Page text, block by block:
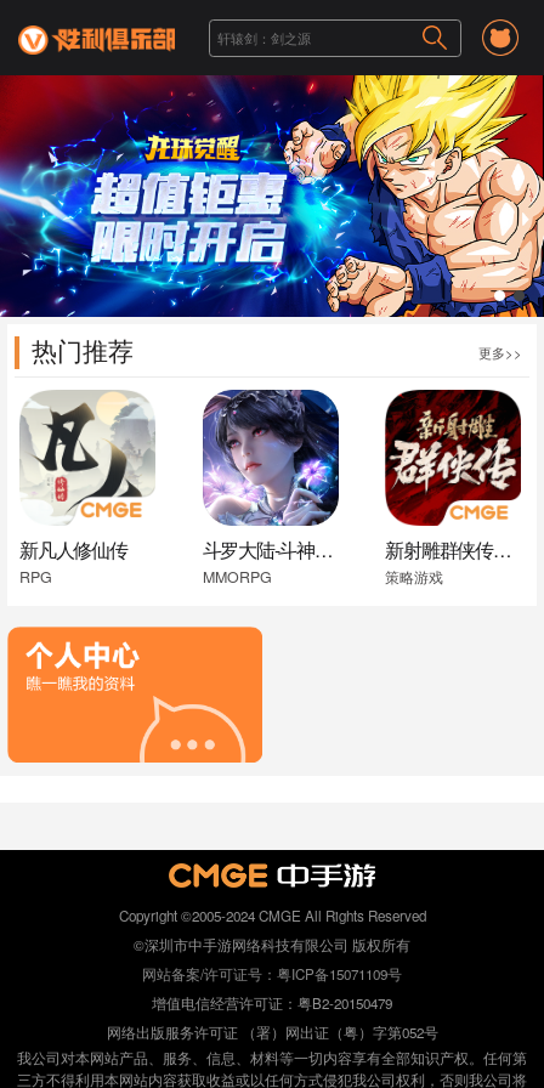
1 2
热门推荐 更多>>
新凡人修仙传
RPG
斗罗大陆-斗神再临
MMORPG
新射雕群侠传之铁血丹心
策略游戏
Copyright ©2005-2024 CMGE All Rights Reserved
©深圳市中手游网络科技有限公司 版权所有
网站备案/许可证号：粤ICP备15071109号
增值电信经营许可证：粤B2-20150479
网络出版服务许可证 （署）网出证（粤）字第052号
我公司对本网站产品、服务、信息、材料等一切内容享有全部知识产权。任何第
三方不得利用本网站内容获取收益或以任何方式侵犯我公司权利，否则我公司将